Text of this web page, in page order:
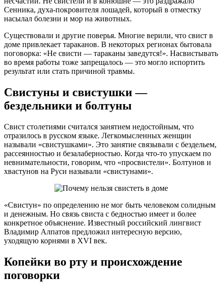
Сенника, духа-покровителя лошадей, который в отместку
насылал болезни и мор на животных.
Существовали и другие поверья. Многие верили, что свист в
доме привлекает тараканов. В некоторых регионах бытовала
поговорка: «Не свисти — тараканы заведутся!». Насвистывать
во время работы тоже запрещалось — это могло испортить
результат или стать причиной травмы.
Свистуны и свистушки —
бездельники и болтуны
Свист столетиями считался занятием недостойным, что
отразилось в русском языке. Легкомысленных женщин
называли «свистушками». Это занятие связывали с бездельем,
рассеянностью и безалаберностью. Когда что-то упускаем по
невнимательности, говорим, что «просвистели». Болтунов и
хвастунов на Руси называли «свистунами».
«Свистун» по определению не мог быть человеком солидным
и денежным. Но связь свиста с бедностью имеет и более
конкретное объяснение. Известный российский лингвист
Владимир Алпатов предложил интересную версию,
уходящую корнями в XVI век.
Копейки во рту и происхождение
поговорки